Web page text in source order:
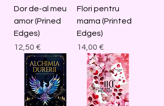
Dor de-al meu
amor (Prined
Edges)
Price
12,50 €
Flori pentru
mama (Printed
Edges)
Price
14,00 €